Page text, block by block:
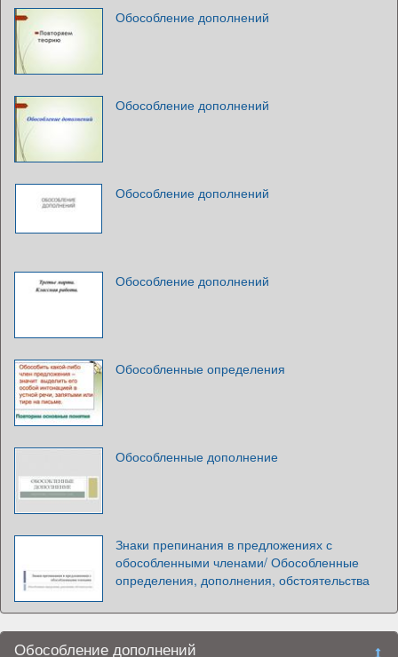
Обособление дополнений
Обособление дополнений
Обособление дополнений
Обособление дополнений
Обособленные определения
Обособленные дополнение
Знаки препинания в предложениях с
обособленными членами/ Обособленные
определения, дополнения, обстоятельства
Обособление дополнений